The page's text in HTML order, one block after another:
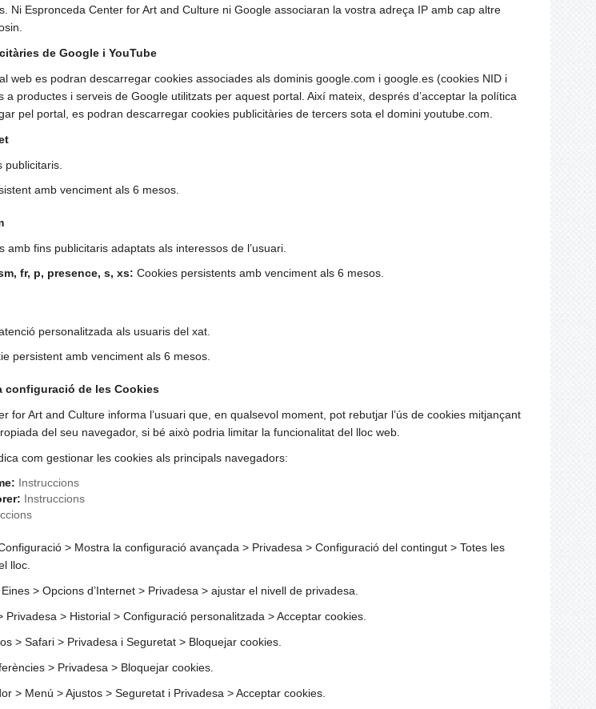
Ni Espronceda Center for Art and Culture ni Google associaran la vostra adreça IP amb cap altre
de Google i YouTube
web es podran descarregar cookies associades als dominis google.com i google.es (cookies NID i
a productes i serveis de Google utilitzats per aquest portal. Així mateix, després d’acceptar la política
pel portal, es podran descarregar cookies publicitàries de tercers sota el domini youtube.com.
publicitaris.
amb venciment als 6 mesos.
amb fins publicitaris adaptats als interessos de l’usuari.
, fr, p, presence, s, xs: Cookies persistents amb venciment als 6 mesos.
personalitzada als usuaris del xat.
persistent amb venciment als 6 mesos.
configuració de les Cookies
for Art and Culture informa l’usuari que, en qualsevol moment, pot rebutjar l’ús de cookies mitjançant
del seu navegador, si bé això podria limitar la funcionalitat del lloc web.
com gestionar les cookies als principals navegadors:
Instruccions
Instruccions
> Mostra la configuració avançada > Privadesa > Configuració del contingut > Totes les
lloc.
Eines > Opcions d’Internet > Privadesa > ajustar el nivell de privadesa.
Privadesa > Historial > Configuració personalitzada > Acceptar cookies.
> Safari > Privadesa i Seguretat > Bloquejar cookies.
> Privadesa > Bloquejar cookies.
> Menú > Ajustos > Seguretat i Privadesa > Acceptar cookies.